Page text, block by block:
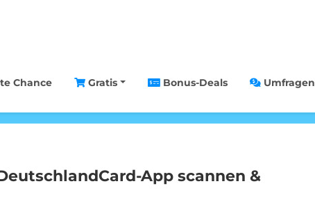
Chance Gratis Bonus-Deals Umfragen
App scannen &